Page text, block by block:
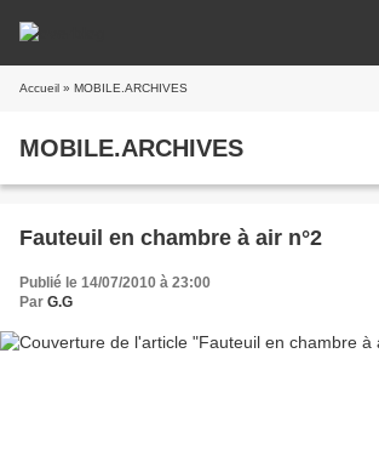
Accueil » MOBILE.ARCHIVES
MOBILE.ARCHIVES
Fauteuil en chambre à air n°2
Publié le 14/07/2010 à 23:00
Par G.G